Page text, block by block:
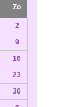
Zo
2
9
16
23
30